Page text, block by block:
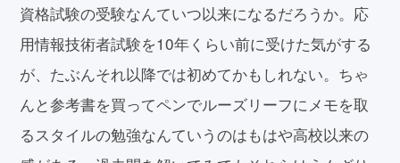
資格試験の受験なんていつ以来になるだろうか。応
用情報技術者試験を10年くらい前に受けた気がする
が、たぶんそれ以降では初めてかもしれない。ちゃ
んと参考書を買ってペンでルーズリーフにメモを取
るスタイルの勉強なんていうのはもはや高校以来の